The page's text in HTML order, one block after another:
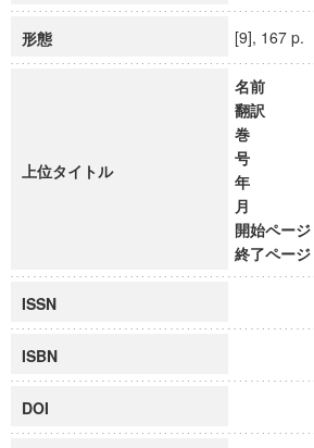
形態 [9], 167 p.
上位タイトル
名前
翻訳
巻
号
年
月
開始ページ
終了ページ
ISSN
ISBN
DOI